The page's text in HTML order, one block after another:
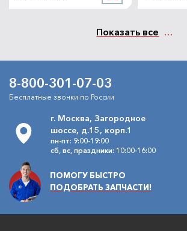
Показать все
8-800-301-07-03
Бесплатные звонки по России
г. Москва, Загородное
шоссе, д.15, корп.1
пн-пт: 9:00-19:00
сб, вс, праздники: 10:00-16:00
ПОМОГУ БЫСТРО
ПОДОБРАТЬ ЗАПЧАСТИ!